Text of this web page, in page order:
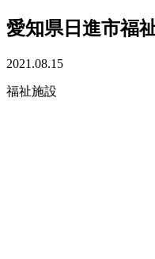
愛知県日進市福
2021.08.15
福祉施設